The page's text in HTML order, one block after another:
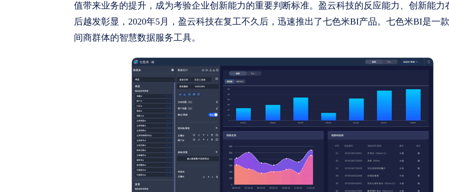
值带来业务的提升，成为考验企业创新能力的重要判断标准。盈云科技的反应能力、创新能力
后越发彰显，2020年5月，盈云科技在复工不久后，迅速推出了七色米BI产品。七色米BI是一
间商群体的智慧数据服务工具。